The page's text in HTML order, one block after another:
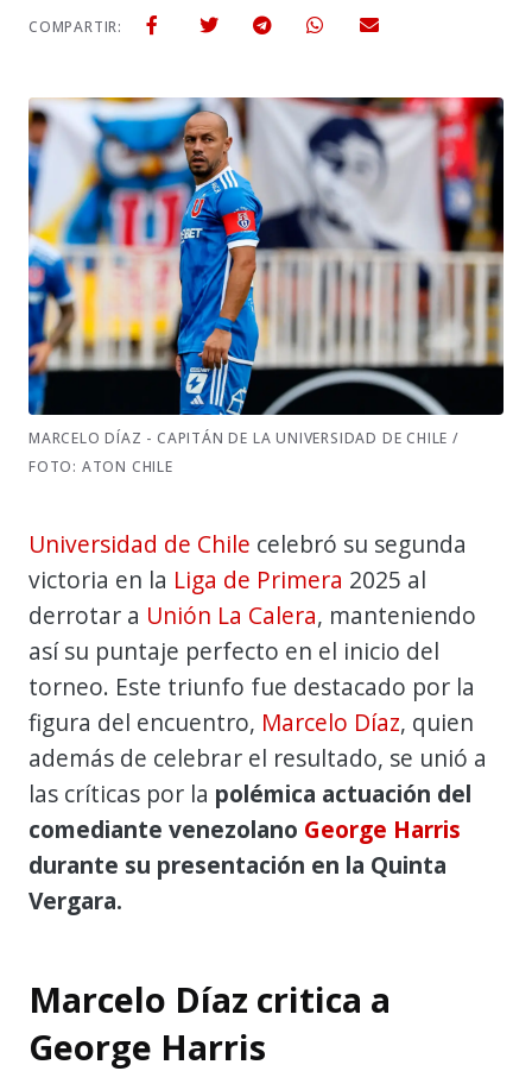
COMPARTIR:
MARCELO DÍAZ - CAPITÁN DE LA UNIVERSIDAD DE CHILE /
FOTO: ATON CHILE
Universidad de Chile celebró su segunda
victoria en la Liga de Primera 2025 al
derrotar a Unión La Calera, manteniendo
así su puntaje perfecto en el inicio del
torneo. Este triunfo fue destacado por la
figura del encuentro, Marcelo Díaz, quien
además de celebrar el resultado, se unió a
las críticas por la polémica actuación del
comediante venezolano George Harris
durante su presentación en la Quinta
Vergara.
Marcelo Díaz critica a
George Harris